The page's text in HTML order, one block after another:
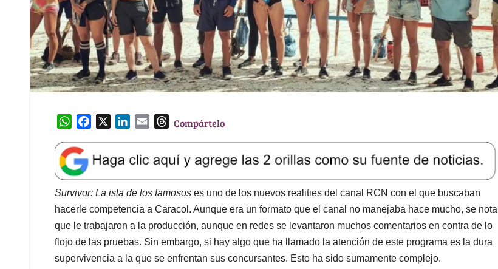
W
a
t
s
A
p
p
e
b
o
o
k
k
e
d
I
n
l
T
e
a
d
s
Compártelo
Survivor: La isla de los famosos es uno de los nuevos realities del canal RCN con el que buscaban
hacerle competencia a Caracol. Aunque era un formato que el canal no manejaba hace mucho, se nota
que le trabajaron a la producción, aunque en redes se levantaron muchos comentarios en contra de lo
flojo de las pruebas. Sin embargo, si hay algo que ha llamado la atención de este programa es la dura
supervivencia a la que se enfrentan sus concursantes. Esto ha sido sumamente complejo.